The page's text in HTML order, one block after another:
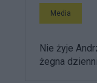
Media
Nie żyje
żegna